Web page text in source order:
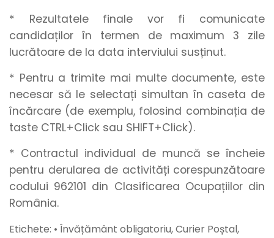
* Rezultatele finale vor fi comunicate
candidaților în termen de maximum 3 zile
lucrătoare de la data interviului susținut.
* Pentru a trimite mai multe documente, este
necesar să le selectați simultan în caseta de
încărcare (de exemplu, folosind combinația de
taste CTRL+Click sau SHIFT+Click).
* Contractul individual de muncă se încheie
pentru derularea de activități corespunzătoare
codului 962101 din Clasificarea Ocupațiilor din
România.
Etichete: • Învățământ obligatoriu, Curier Poștal,